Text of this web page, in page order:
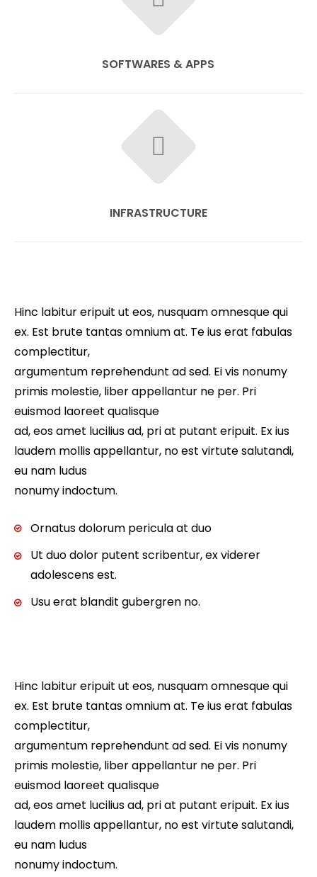
SOFTWARES & APPS
INFRASTRUCTURE
Hinc labitur eripuit ut eos, nusquam omnesque qui
ex. Est brute tantas omnium at. Te ius erat fabulas
complectitur,
argumentum reprehendunt ad sed. Ei vis nonumy
primis molestie, liber appellantur ne per. Pri
euismod laoreet qualisque
ad, eos amet lucilius ad, pri at putant eripuit. Ex ius
laudem mollis appellantur, no est virtute salutandi,
eu nam ludus
nonumy indoctum.
Ornatus dolorum pericula at duo
Ut duo dolor putent scribentur, ex viderer
adolescens est.
Usu erat blandit gubergren no.
Hinc labitur eripuit ut eos, nusquam omnesque qui
ex. Est brute tantas omnium at. Te ius erat fabulas
complectitur,
argumentum reprehendunt ad sed. Ei vis nonumy
primis molestie, liber appellantur ne per. Pri
euismod laoreet qualisque
ad, eos amet lucilius ad, pri at putant eripuit. Ex ius
laudem mollis appellantur, no est virtute salutandi,
eu nam ludus
nonumy indoctum.